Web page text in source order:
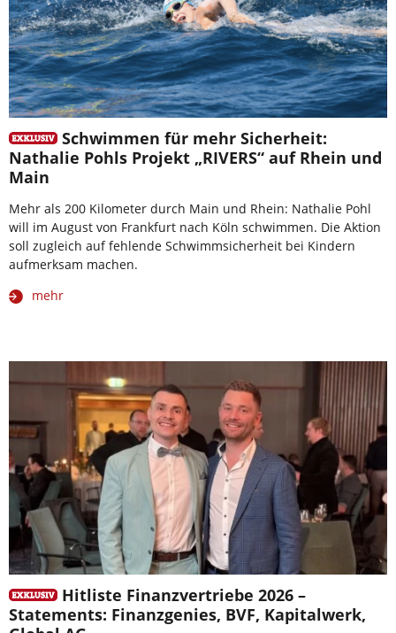
Schwimmen für mehr Sicherheit:
Nathalie Pohls Projekt „RIVERS“ auf Rhein und
Main
Mehr als 200 Kilometer durch Main und Rhein: Nathalie Pohl
will im August von Frankfurt nach Köln schwimmen. Die Aktion
soll zugleich auf fehlende Schwimmsicherheit bei Kindern
aufmerksam machen.
mehr
Hitliste Finanzvertriebe 2026 –
Statements: Finanzgenies, BVF, Kapitalwerk,